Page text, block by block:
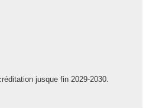
jusque fin 2029-2030.